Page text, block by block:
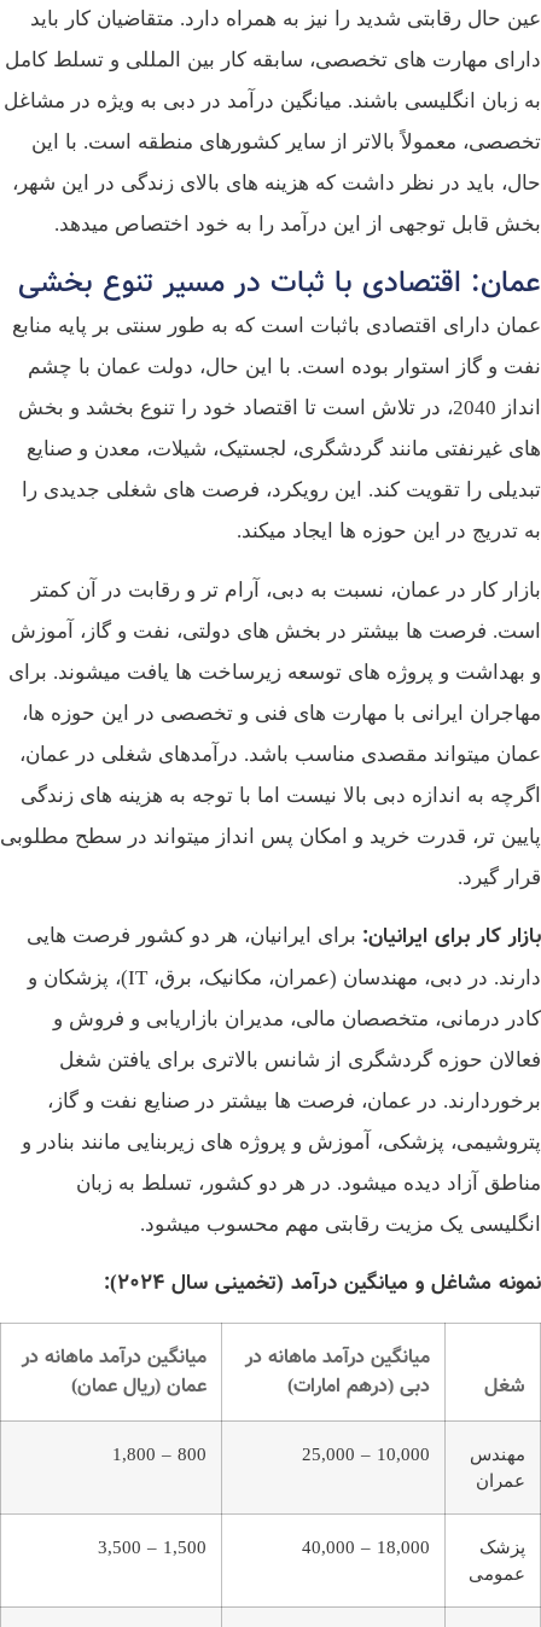
عین حال رقابتی شدید را نیز به همراه دارد. متقاضیان کار باید
دارای مهارت‌ های تخصصی، سابقه کار بین‌ المللی و تسلط کامل
به زبان انگلیسی باشند. میانگین درآمد در دبی به‌ ویژه در مشاغل
تخصصی، معمولاً بالاتر از سایر کشورهای منطقه است. با این
حال، باید در نظر داشت که هزینه‌ های بالای زندگی در این شهر،
بخش قابل توجهی از این درآمد را به خود اختصاص میدهد.
عمان: اقتصادی با ثبات در مسیر تنوع‌ بخشی
عمان دارای اقتصادی باثبات است که به طور سنتی بر پایه منابع
نفت و گاز استوار بوده است. با این حال، دولت عمان با چشم‌
انداز 2040، در تلاش است تا اقتصاد خود را تنوع بخشد و بخش‌
های غیرنفتی مانند گردشگری، لجستیک، شیلات، معدن و صنایع
تبدیلی را تقویت کند. این رویکرد، فرصت‌ های شغلی جدیدی را
به تدریج در این حوزه‌ ها ایجاد میکند.
بازار کار در عمان، نسبت به دبی، آرام‌ تر و رقابت در آن کمتر
است. فرصت‌ ها بیشتر در بخش‌ های دولتی، نفت و گاز، آموزش
و بهداشت و پروژه‌ های توسعه زیرساخت‌ ها یافت میشوند. برای
مهاجران ایرانی با مهارت‌ های فنی و تخصصی در این حوزه‌ ها،
عمان میتواند مقصدی مناسب باشد. درآمدهای شغلی در عمان،
اگرچه به اندازه دبی بالا نیست اما با توجه به هزینه‌ های زندگی
پایین‌ تر، قدرت خرید و امکان پس‌ انداز میتواند در سطح مطلوبی
قرار گیرد.
بازار کار برای ایرانیان: برای ایرانیان، هر دو کشور فرصت‌ هایی
دارند. در دبی، مهندسان (عمران، مکانیک، برق، IT)، پزشکان و
کادر درمانی، متخصصان مالی، مدیران بازاریابی و فروش و
فعالان حوزه گردشگری از شانس بالاتری برای یافتن شغل
برخوردارند. در عمان، فرصت‌ ها بیشتر در صنایع نفت و گاز،
پتروشیمی، پزشکی، آموزش و پروژه‌ های زیربنایی مانند بنادر و
مناطق آزاد دیده میشود. در هر دو کشور، تسلط به زبان
انگلیسی یک مزیت رقابتی مهم محسوب میشود.
نمونه مشاغل و میانگین درآمد (تخمینی سال 2024):
شغل
میانگین درآمد ماهانه در
دبی (درهم امارات)
میانگین درآمد ماهانه در
عمان (ریال عمان)
مهندس
عمران
10,000 – 25,000
800 – 1,800
پزشک
عمومی
18,000 – 40,000
1,500 – 3,500